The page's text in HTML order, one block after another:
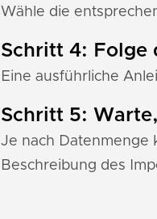
Wähle die
Schritt 4: Folge
Eine ausführliche
Schritt 5:
Je nach Datenmenge
Beschreibung des